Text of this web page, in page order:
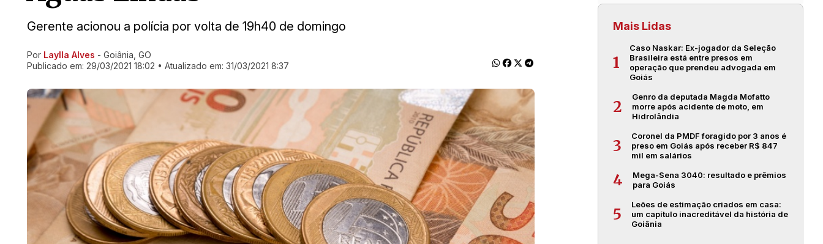
Gerente acionou a polícia por volta de 19h40 de domingo
Ir direto pra matéria
Por Laylla Alves - Goiânia, GO
Publicado em: 29/03/2021 18:02 • Atualizado em: 31/03/2021 8:37
Mais Lidas
1
Caso Naskar: Ex-jogador da Seleção
Brasileira está entre presos em
operação que prendeu advogada em
Goiás
2
Genro da deputada Magda Mofatto
morre após acidente de moto, em
Hidrolândia
3
Coronel da PMDF foragido por 3 anos é
preso em Goiás após receber R$ 847
mil em salários
4
Mega-Sena 3040: resultado e prêmios
para Goiás
5
Leões de estimação criados em casa:
um capítulo inacreditável da história de
Goiânia